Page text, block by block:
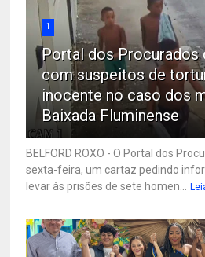
1
Portal dos Procurados
com suspeitos de
inocente no caso dos
Baixada Fluminense
BELFORD ROXO - O Portal dos
sexta-feira, um cartaz pedindo
levar às prisões de sete homen...